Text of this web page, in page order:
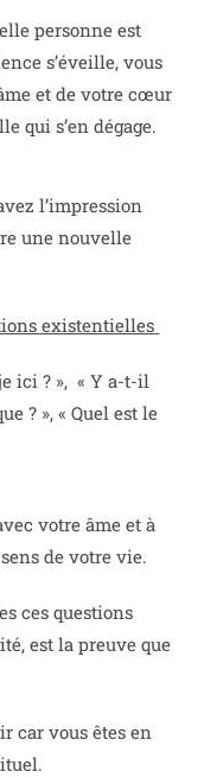
personne est
s’éveille, vous
et de votre cœur
qui s’en dégage.
l’impression
une nouvelle
existentielles
ici ? », « Y a-t-il
? », « Quel est le
votre âme et à
de votre vie.
ces questions
est la preuve que
car vous êtes en